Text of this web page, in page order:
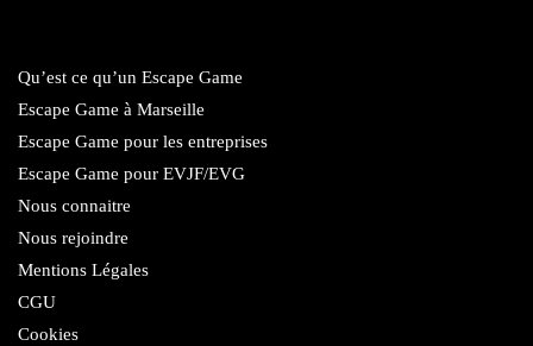
Qu’est ce qu’un Escape Game
Escape Game à Marseille
Escape Game pour les entreprises
Escape Game pour EVJF/EVG
Nous connaitre
Nous rejoindre
Mentions Légales
CGU
Cookies